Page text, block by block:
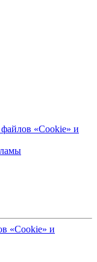
«Cookie» и
«Cookie» и